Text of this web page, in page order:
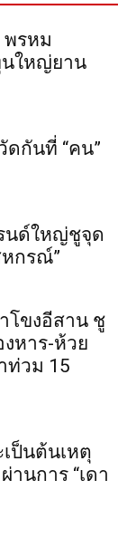
พรหม
นใหญ่ยาน
ดกันที่ “คน”
นด์ใหญ่ชูจุด
กรณ์”
โขงอีสาน ชู
หาร-ห้วย
ท่วม 15
เป็นต้นเหตุ
นการ “เดา